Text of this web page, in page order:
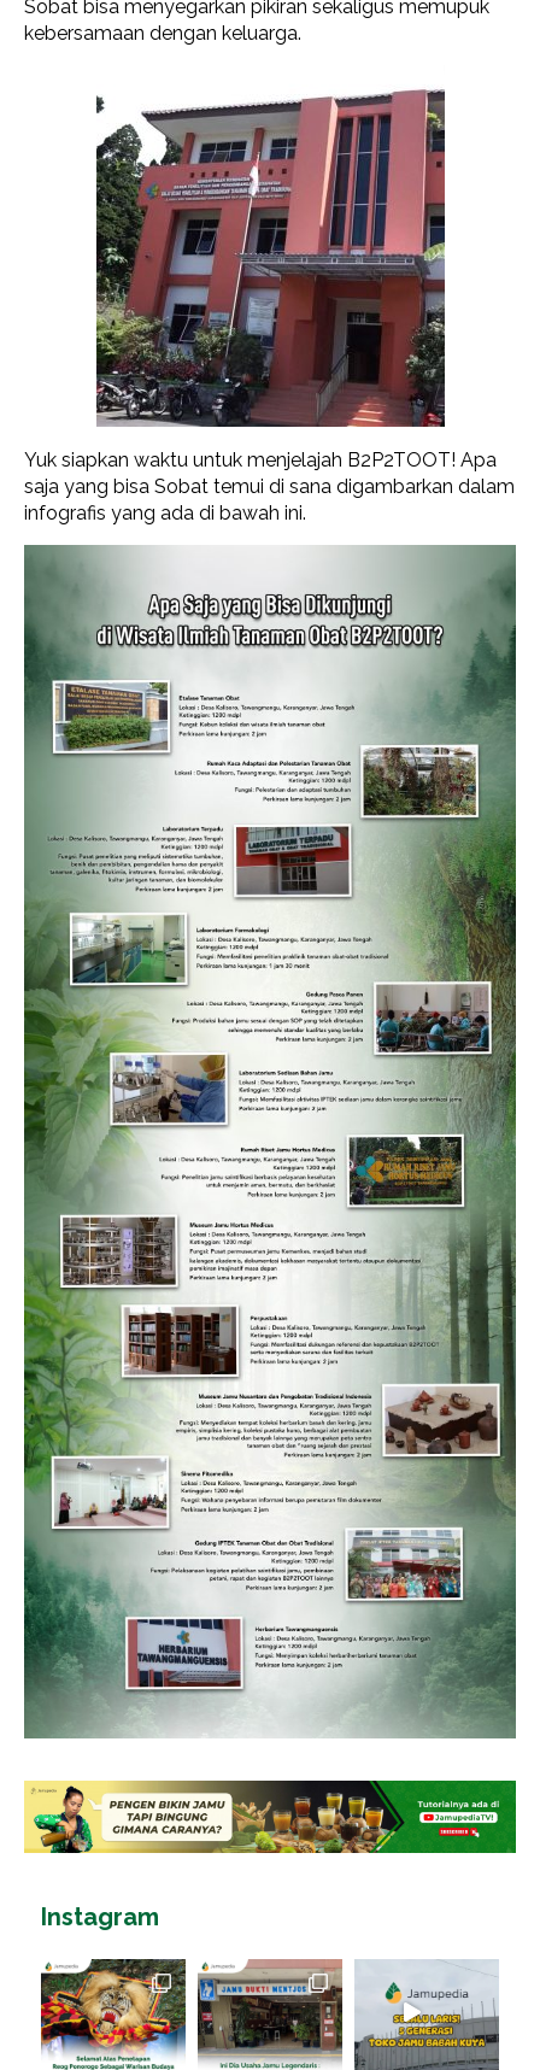
Sobat bisa menyegarkan pikiran sekaligus memupuk
kebersamaan dengan keluarga.
Yuk siapkan waktu untuk menjelajah B2P2TOOT! Apa
saja yang bisa Sobat temui di sana digambarkan dalam
infografis yang ada di bawah ini.
Instagram